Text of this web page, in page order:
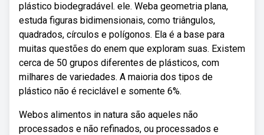
plástico biodegradável. ele. Weba geometria plana,
estuda figuras bidimensionais, como triângulos,
quadrados, círculos e polígonos. Ela é a base para
muitas questões do enem que exploram suas. Existem
cerca de 50 grupos diferentes de plásticos, com
milhares de variedades. A maioria dos tipos de
plástico não é reciclável e somente 6%.
Webos alimentos in natura são aqueles não
processados e não refinados, ou processados e